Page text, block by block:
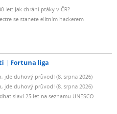
let: Jak chrání ptáky v ČR?
se stanete elitním hackerem
Fortuna liga
jde duhový průvod! (8. srpna 2026)
jde duhový průvod! (8. srpna 2026)
slaví 25 let na seznamu UNESCO